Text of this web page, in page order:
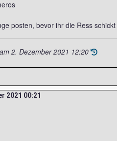
posten, bevor ihr die Ress
2. Dezember 2021 12:20
2021 00:21